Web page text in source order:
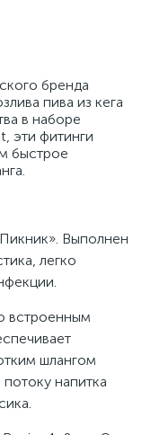
бренда
пива из кега
в наборе
эти фитинги
быстрое
Выполнен
легко
встроенным
шлангом
напитка